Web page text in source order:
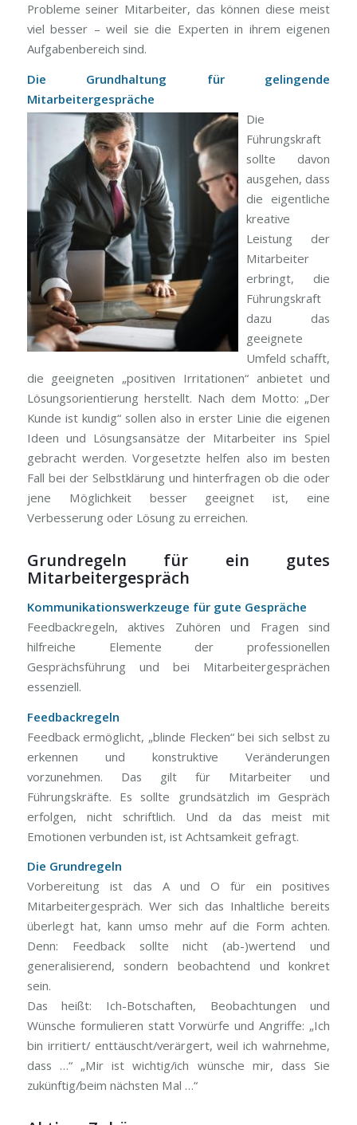
Probleme seiner Mitarbeiter, das können diese meist
viel besser – weil sie die Experten in ihrem eigenen
Aufgabenbereich sind.
Die Grundhaltung für gelingende
Mitarbeitergespräche
Die
Führungskraft
sollte davon
ausgehen, dass
die eigentliche
kreative
Leistung der
Mitarbeiter
erbringt, die
Führungskraft
dazu das
geeignete
Umfeld schafft,
die geeigneten „positiven Irritationen“ anbietet und
Lösungsorientierung herstellt. Nach dem Motto: „Der
Kunde ist kundig“ sollen also in erster Linie die eigenen
Ideen und Lösungsansätze der Mitarbeiter ins Spiel
gebracht werden. Vorgesetzte helfen also im besten
Fall bei der Selbstklärung und hinterfragen ob die oder
jene Möglichkeit besser geeignet ist, eine
Verbesserung oder Lösung zu erreichen.
Grundregeln für ein gutes
Mitarbeitergespräch
Kommunikationswerkzeuge für gute Gespräche
Feedbackregeln, aktives Zuhören und Fragen sind
hilfreiche Elemente der professionellen
Gesprächsführung und bei Mitarbeitergesprächen
essenziell.
Feedbackregeln
Feedback ermöglicht, „blinde Flecken“ bei sich selbst zu
erkennen und konstruktive Veränderungen
vorzunehmen. Das gilt für Mitarbeiter und
Führungskräfte. Es sollte grundsätzlich im Gespräch
erfolgen, nicht schriftlich. Und da das meist mit
Emotionen verbunden ist, ist Achtsamkeit gefragt.
Die Grundregeln
Vorbereitung ist das A und O für ein positives
Mitarbeitergespräch. Wer sich das Inhaltliche bereits
überlegt hat, kann umso mehr auf die Form achten.
Denn: Feedback sollte nicht (ab-)wertend und
generalisierend, sondern beobachtend und konkret
sein.
Das heißt: Ich-Botschaften, Beobachtungen und
Wünsche formulieren statt Vorwürfe und Angriffe: „Ich
bin irritiert/ enttäuscht/verärgert, weil ich wahrnehme,
dass …“ „Mir ist wichtig/ich wünsche mir, dass Sie
zukünftig/beim nächsten Mal …“